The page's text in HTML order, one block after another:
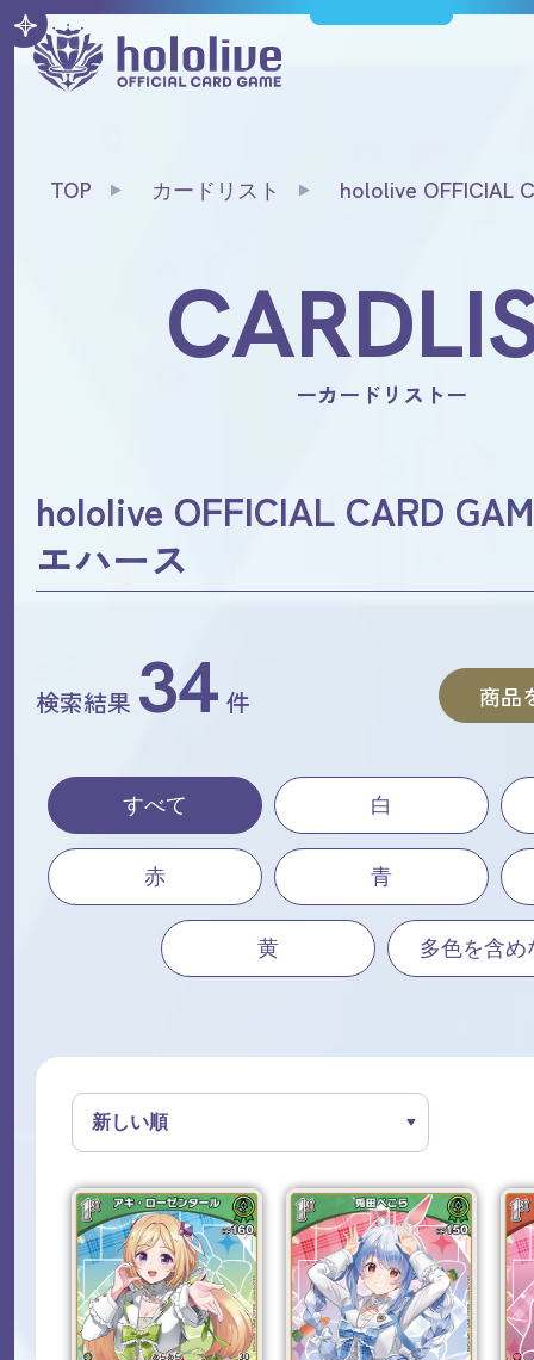
TOP カードリスト
hololive OFFICIAL
ーカードリストー
hololive OFFICIAL CARD
エハース
検索結果 34 件 商品
すべて 白
赤 青
黄 多色を含め